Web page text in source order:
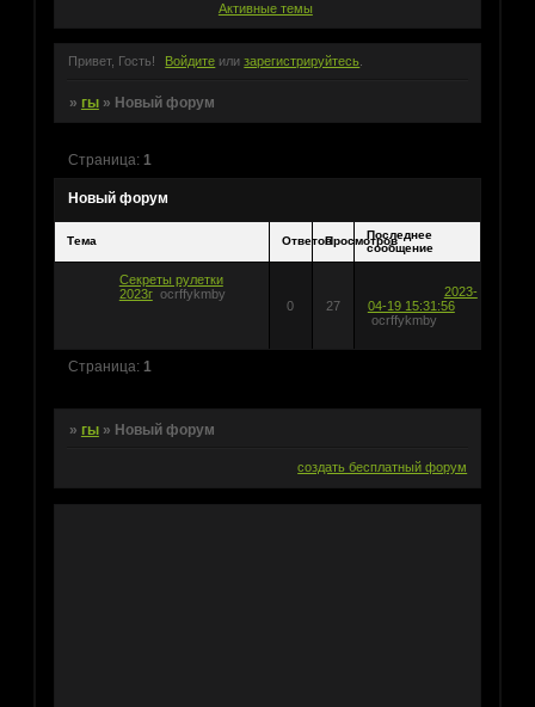
Активные темы
Привет, Гость! Войдите илизарегистрируйтесь.
» гы » Новый форум
Новый форум
Страница: 1
Тема ОтветовПросмотровПоследнее
сообщение
Секреты рулетки
2023г ocrffykmby
0
27
2023-
04-19 15:31:56
ocrffykmby
Страница: 1
» гы » Новый форум
создать бесплатный форум